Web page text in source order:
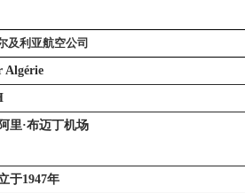
及利亚航空公司
Algérie
里·布迈丁机场
于1947年